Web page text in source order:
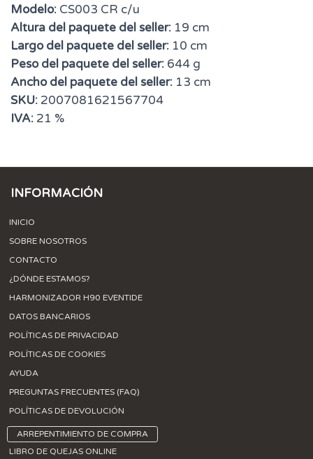
Modelo: CS003 CR c/u
Altura del paquete del seller: 19 cm
Largo del paquete del seller: 10 cm
Peso del paquete del seller: 644 g
Ancho del paquete del seller: 13 cm
SKU: 2007081621567704
IVA: 21 %
INFORMACIÓN
INICIO
SOBRE NOSOTROS
CONTACTO
¿DÓNDE ESTAMOS?
HARMONIZADOR H90 EVENTIDE
DATOS BANCARIOS
POLÍTICAS DE PRIVACIDAD
POLÍTICAS DE COOKIES
AYUDA
PREGUNTAS FRECUENTES (FAQ)
POLÍTICAS DE DEVOLUCIÓN
ARREPENTIMIENTO DE COMPRA
LIBRO DE QUEJAS ONLINE